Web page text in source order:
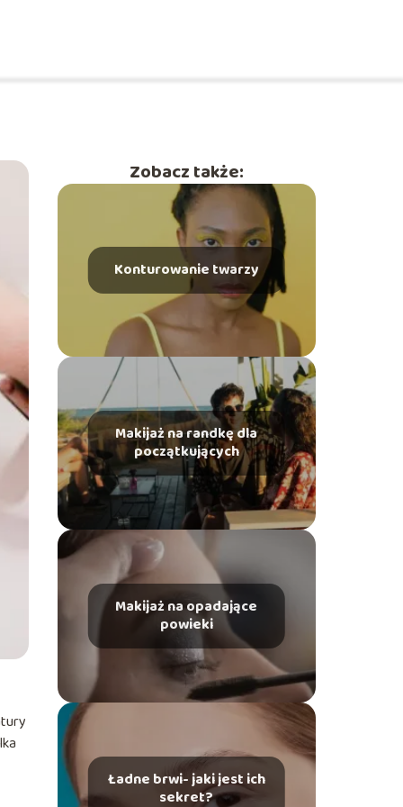
Zobacz także:
Konturowanie twarzy
Makijaż na randkę dla
początkujących
Makijaż na opadające
powieki
Ładne brwi- jaki jest ich
sekret?